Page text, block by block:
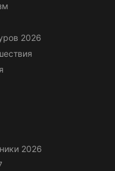
2026
2026